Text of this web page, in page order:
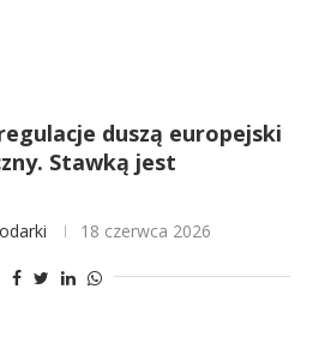
duszą europejski
Stawką jest
18 czerwca 2026